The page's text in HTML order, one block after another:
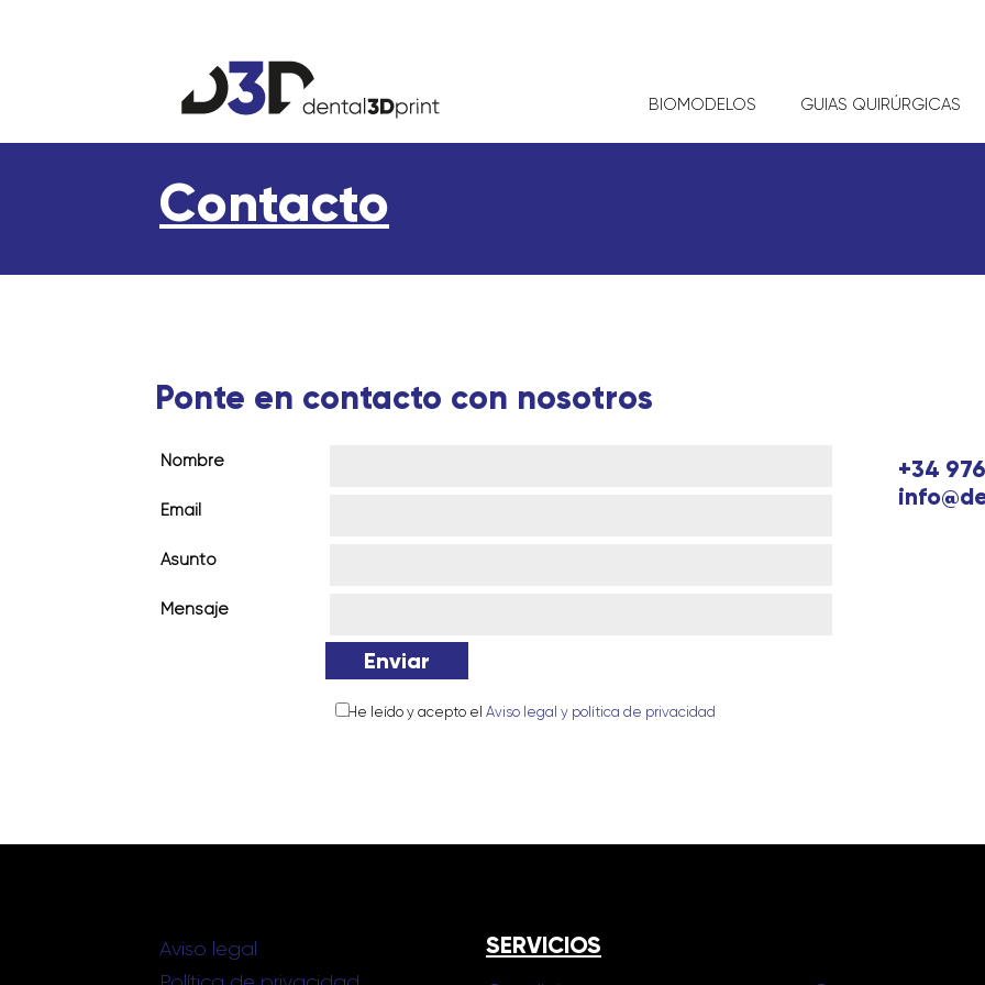
BIOMODELOS GUIAS QUIRÚRGICAS
Contacto
Ponte en contacto con nosotros
Nombre
Email
Asunto
Mensaje
He leído y acepto elAviso legal y política de privacidad
+34
Aviso legal
SERVICIOS